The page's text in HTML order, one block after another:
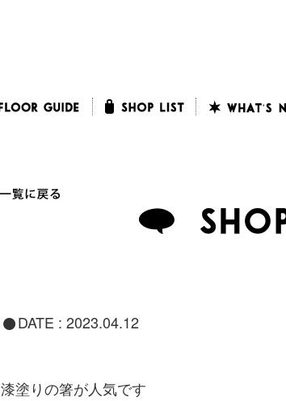
DATE : 2023.04.12
漆塗りの箸が人気です